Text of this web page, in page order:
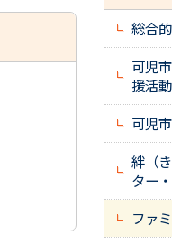
総合
可児
援活
可児
絆（
ター
ファ